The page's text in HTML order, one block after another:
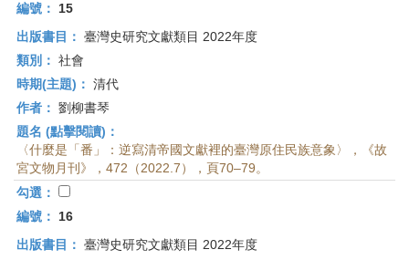
編號：
15
出版書目： 臺灣史研究文獻類目 2022年度
類別： 社會
時期(主題)： 清代
作者： 劉柳書琴
題名 (點擊閱讀)：
〈什麼是「番」：逆寫清帝國文獻裡的臺灣原住民族意象〉，《故
宮文物月刊》，472（2022.7），頁70–79。
勾選：
編號：
16
出版書目： 臺灣史研究文獻類目 2022年度